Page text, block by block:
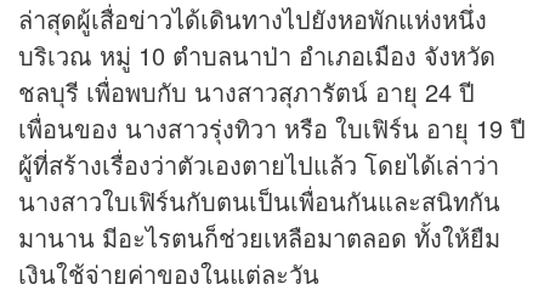
ล่าสุดผู้เสื่อข่าวได้เดินทางไปยังหอพักแห่งหนึ่ง
บริเวณ หมู่ 10 ตำบลนาป่า อำเภอเมือง จังหวัด
ชลบุรี เพื่อพบกับ นางสาวสุภารัตน์ อายุ 24 ปี
เพื่อนของ นางสาวรุ่งทิวา หรือ ใบเฟิร์น อายุ 19 ปี
ผู้ที่สร้างเรื่องว่าตัวเองตายไปแล้ว โดยได้เล่าว่า
นางสาวใบเฟิร์นกับตนเป็นเพื่อนกันและสนิทกัน
มานาน มีอะไรตนก็ช่วยเหลือมาตลอด ทั้งให้ยืม
เงินใช้จ่ายค่าของในแต่ละวัน